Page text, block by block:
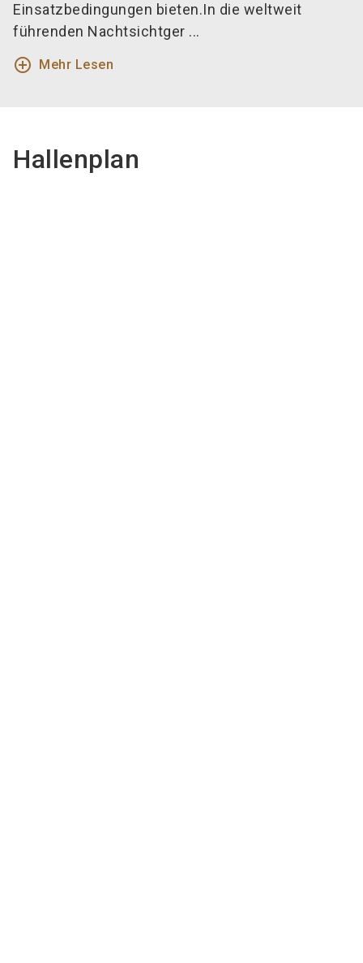
Einsatzbedingungen bieten.In die weltweit
führenden Nachtsichtger ...
add_circle_outline Mehr Lesen
Hallenplan